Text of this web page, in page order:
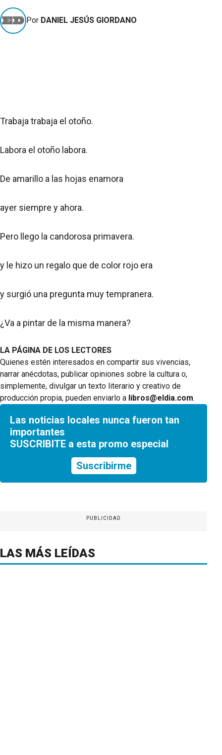
Por DANIEL JESÚS GIORDANO
Trabaja trabaja el otoño.
Labora el otoño labora.
De amarillo a las hojas enamora
ayer siempre y ahora.
Pero llego la candorosa primavera.
y le hizo un regalo que de color rojo era
y surgió una pregunta muy tempranera.
¿Va a pintar de la misma manera?
LA PÁGINA DE LOS LECTORES
Quienes estén interesados en compartir sus vivencias,
narrar anécdotas, publicar opiniones sobre la cultura o,
simplemente, divulgar un texto literario y creativo de
producción propia, pueden enviarlo a libros@eldia.com.
Las noticias locales nunca fueron tan
importantes
SUSCRIBITE a esta promo especial
Suscribirme
PUBLICIDAD
LAS MÁS LEÍDAS